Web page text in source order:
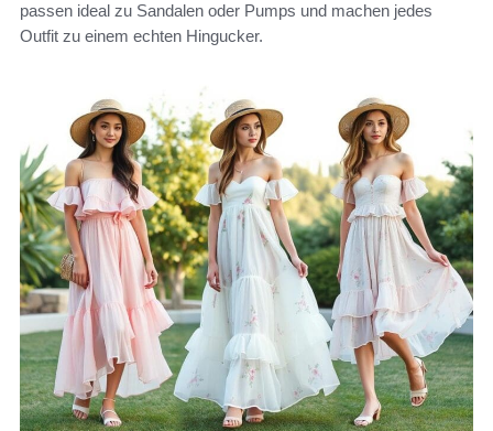
passen ideal zu Sandalen oder Pumps und machen jedes
Outfit zu einem echten Hingucker.